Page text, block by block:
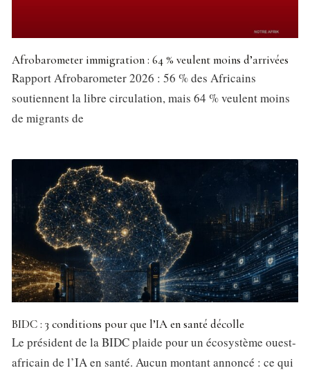
Afrobarometer immigration : 64 % veulent moins d’arrivées
Rapport Afrobarometer 2026 : 56 % des Africains
soutiennent la libre circulation, mais 64 % veulent moins
de migrants de
BIDC : 3 conditions pour que l’IA en santé décolle
Le président de la BIDC plaide pour un écosystème ouest-
africain de l’IA en santé. Aucun montant annoncé : ce qui